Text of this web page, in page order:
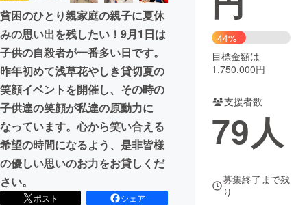
CAMPFIRE for Social Good
CAMPFIRE Creation
CAMPFIREふるさと納税
コミュニティ
貧困のひとり親家庭の親子に夏休
みの思い出を残したい！9月1日は
子供の自殺者が一番多い日です。
昨年初めて浅草花やしき貸切夏の
笑顔イベントを開催し、その時の
子供達の笑顔が私達の原動力に
なっています。心から笑い合える
希望の時間になるよう、是非皆様
の優しい思いのお力をお貸しくだ
さい。
ポスト
シェア
44%
目標金額は
1,750,000円
支援者数
79人
募集終了まで残
り